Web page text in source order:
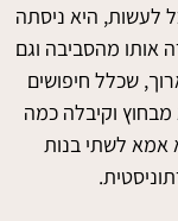
לעשות, היא ניסתה
אותו מהסביבה וגם
שכלל חיפושים
מבחוץ וקיבלה כמה
אמא לשתי בנות